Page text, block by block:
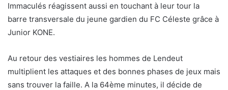
Immaculés réagissent aussi en touchant à leur tour la
barre transversale du jeune gardien du FC Céleste grâce à
Junior KONE.
Au retour des vestiaires les hommes de Lendeut
multiplient les attaques et des bonnes phases de jeux mais
sans trouver la faille. A la 64ème minutes, il décide de